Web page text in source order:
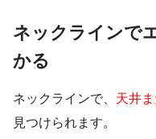
ネックラインで
かる
ネックラインで、 天井
見つけられます。